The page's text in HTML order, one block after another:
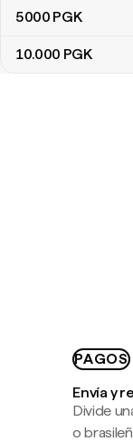
5000 PGK
10.000 PGK
PAGOS
Envía y
Divide
o